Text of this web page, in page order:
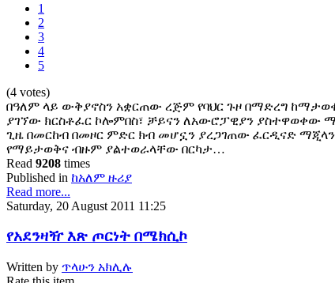
1
2
3
4
5
(4 votes)
በዓለም ላይ ውቅያኖስን አቋርጠው ረጅም የባህር ጉዞ በማድረግ
ያገኘው ክርስቶፈር ኮሎምበስ፣ ቻይናን ለአውሮፓዊያን
ጊዜ በመርከብ በመዞር ምድር ክብ መሆኗን ያረጋገጠው ፈርዲናድ ማጂላን
የማይታወቅና ብዙም ያልተወራላቸው በርካታ…
Read 9208 times
Published in ከአለም ዙሪያ
Read more...
Saturday, 20 August 2011 11:25
የአደንዛዥ እጽ ጦርነት በሜክሲኮ
Written by ጥላሁን አክሊሉ